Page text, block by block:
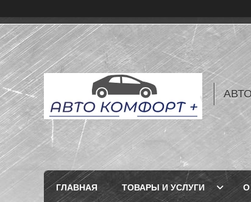
ГЛАВНАЯ ТОВАРЫ И УСЛУГИ О